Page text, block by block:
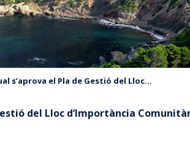
s’aprova el Pla de Gestió del Lloc...
del Lloc d’Importància